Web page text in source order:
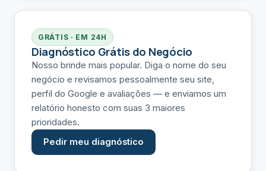
GRÁTIS · EM 24H
Diagnóstico Grátis do Negócio
Nosso brinde mais popular. Diga o nome do seu
negócio e revisamos pessoalmente seu site,
perfil do Google e avaliações — e enviamos um
relatório honesto com suas 3 maiores
prioridades.
Pedir meu diagnóstico